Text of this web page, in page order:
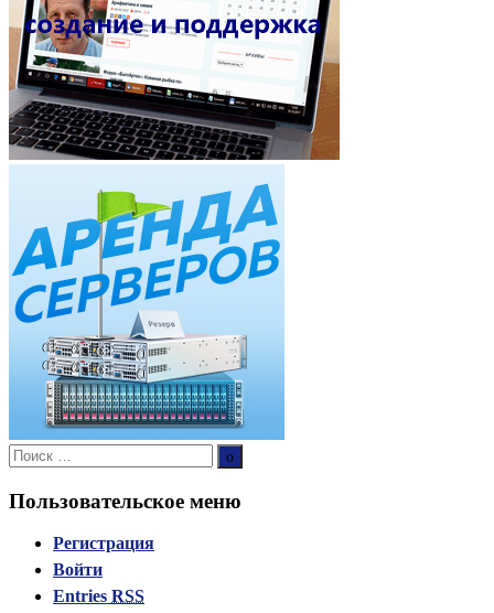
Поиск:
Поиск
Пользовательское меню
Регистрация
Войти
Entries RSS